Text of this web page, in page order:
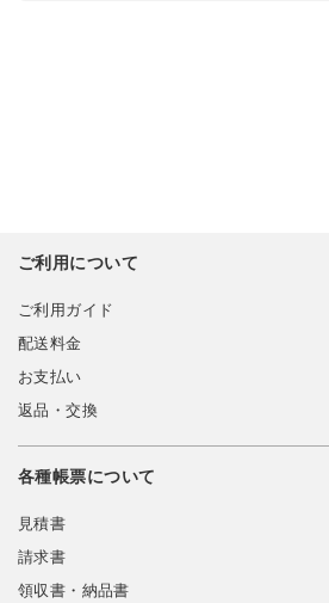
ご利用について
ご利用ガイド
配送料金
お支払い
返品・交換
各種帳票について
見積書
請求書
領収書・納品書